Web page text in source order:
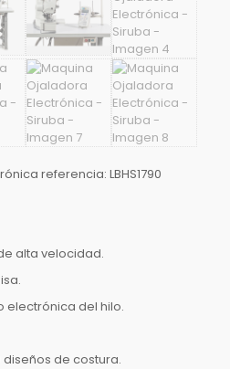
referencia: LBHS1790
alta velocidad.
electrónica del hilo.
de costura.